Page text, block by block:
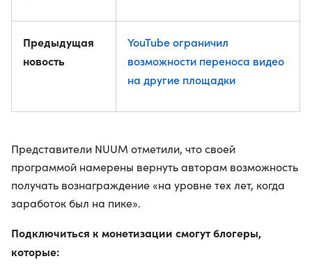
Предыдущая
новость
YouTube ограничил
возможности переноса видео
на другие площадки
Представители NUUM отметили, что своей
программой намерены вернуть авторам возможность
получать вознаграждение «на уровне тех лет, когда
заработок был на пике».
Подключиться к монетизации смогут блогеры,
которые: